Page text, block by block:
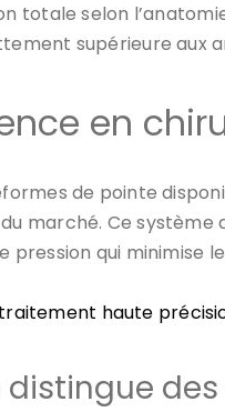
totale selon
supérieure aux
en
de pointe
marché. Ce
pression qui minimise
haute
distingue